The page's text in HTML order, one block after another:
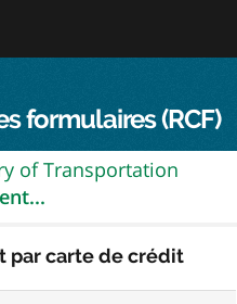
formulaires (RCF)
of Transportation
par carte de crédit